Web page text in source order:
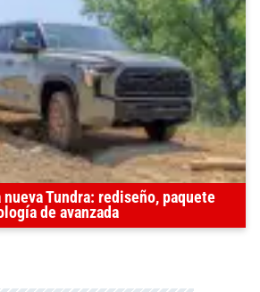
Tundra: rediseño, paquete
de avanzada